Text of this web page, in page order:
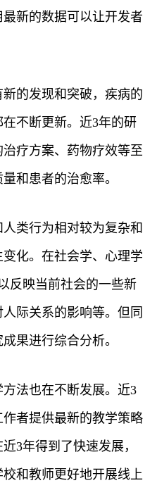
最新的数据可以让开发者
的发现和突破，疾病的
不断更新。近3年的研
疗方案、药物疗效等至
和患者的治愈率。
人类行为相对较为复杂和
化。在社会学、心理学
反映当前社会的一些新
际关系的影响等。但同
果进行综合分析。
法也在不断发展。近3
者提供最新的教学策略
3年得到了快速发展，
和教师更好地开展线上